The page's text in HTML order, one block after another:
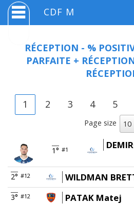
CDF M
RÉCEPTION - %
PARFAITE +
1 2 3 4 5
Page size
1° #1
2° #12 WILDMAN
3° #12 PATAK Matej